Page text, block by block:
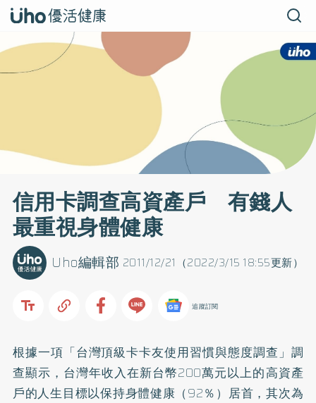
信用卡調查高資產戶 有錢人
最重視身體健康
2011/12/21（2022/3/15 18:55更新）
Uho編輯部
追蹤訂閱
根據一項「台灣頂級卡卡友使用習慣與態度調查」調
查顯示，台灣年收入在新台幣200萬元以上的高資產
戶的人生目標以保持身體健康（92％）居首，其次為